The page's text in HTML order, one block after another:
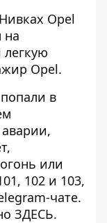
Нивках Opel
на
легкую
Opel.
в
или
102 и 103,
чате.
ЗДЕСЬ.